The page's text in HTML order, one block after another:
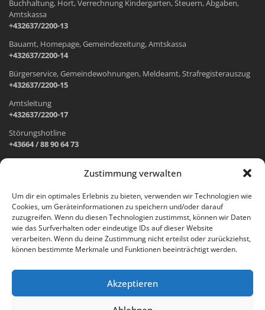
Zustimmung verwalten
Um dir ein optimales Erlebnis zu bieten, verwenden wir Technologien wie
Cookies, um Geräteinformationen zu speichern und/oder darauf
zuzugreifen. Wenn du diesen Technologien zustimmst, können wir Daten
wie das Surfverhalten oder eindeutige IDs auf dieser Website
verarbeiten. Wenn du deine Zustimmung nicht erteilst oder zurückziehst,
können bestimmte Merkmale und Funktionen beeinträchtigt werden.
Akzeptieren
Buchhaltung, Hort, Verrechnung Kindergarten, Steuern, Abgaben,
Amtskassa
+432637/2200-13
Bauamt, Homepage, Gemeindezeitung, Amtskassa
+432637/2200-14
Bürgerservice, Gemeindewohnungen, Meldeamt, Strafregisterauszug
+432637/2200-15
Amtsleitung
+432637/2200-17
Störungshotline
+43664 / 88 90 64 73
Wr. Neustädter Straße 1
2733 Grünbach am Schneeberg
Öffnungszeiten Gemeindeamt:
Montag: 8.00 – 12.00 Uhr und 14.00 – 18.00 Uhr
Freitag: 8.00 – 12.00 Uhr
Email: